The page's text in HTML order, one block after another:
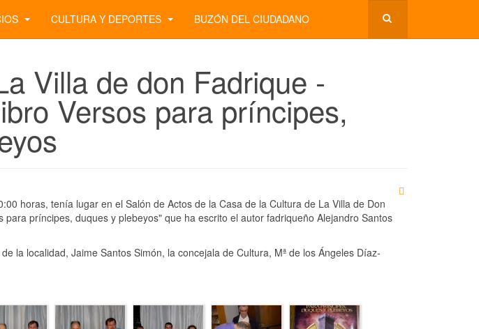
CULTURA Y DEPORTES BUZÓN DEL CIUDADANO
Villa de don Fadrique -
Versos para príncipes,
horas, tenía lugar en el Salón de Actos de la Casa de la Cultura de La Villa de Don
para príncipes, duques y plebeyos" que ha escrito el autor fadriqueño Alejandro Santos
la localidad, Jaime Santos Simón, la concejala de Cultura, Mª de los Ángeles Díaz-